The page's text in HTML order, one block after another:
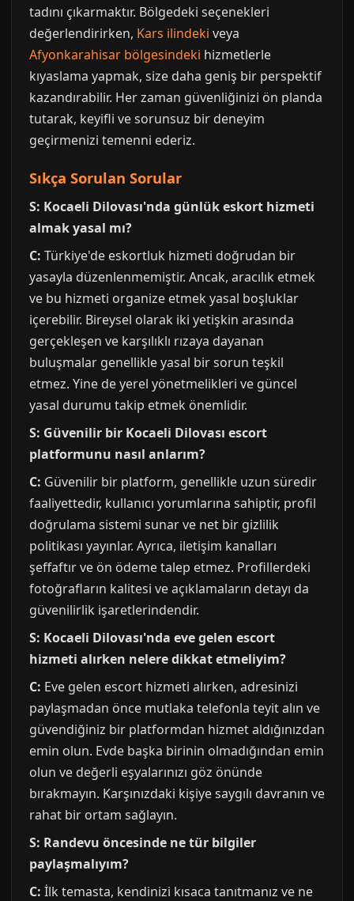
tadını çıkarmaktır. Bölgedeki seçenekleri
değerlendirirken, Kars ilindeki veya
Afyonkarahisar bölgesindeki hizmetlerle
kıyaslama yapmak, size daha geniş bir perspektif
kazandırabilir. Her zaman güvenliğinizi ön planda
tutarak, keyifli ve sorunsuz bir deneyim
geçirmenizi temenni ederiz.
Sıkça Sorulan Sorular
S: Kocaeli Dilovası'nda günlük eskort hizmeti
almak yasal mı?
C: Türkiye'de eskortluk hizmeti doğrudan bir
yasayla düzenlenmemiştir. Ancak, aracılık etmek
ve bu hizmeti organize etmek yasal boşluklar
içerebilir. Bireysel olarak iki yetişkin arasında
gerçekleşen ve karşılıklı rızaya dayanan
buluşmalar genellikle yasal bir sorun teşkil
etmez. Yine de yerel yönetmelikleri ve güncel
yasal durumu takip etmek önemlidir.
S: Güvenilir bir Kocaeli Dilovası escort
platformunu nasıl anlarım?
C: Güvenilir bir platform, genellikle uzun süredir
faaliyettedir, kullanıcı yorumlarına sahiptir, profil
doğrulama sistemi sunar ve net bir gizlilik
politikası yayınlar. Ayrıca, iletişim kanalları
şeffaftır ve ön ödeme talep etmez. Profillerdeki
fotoğrafların kalitesi ve açıklamaların detayı da
güvenilirlik işaretlerindendir.
S: Kocaeli Dilovası'nda eve gelen escort
hizmeti alırken nelere dikkat etmeliyim?
C: Eve gelen escort hizmeti alırken, adresinizi
paylaşmadan önce mutlaka telefonla teyit alın ve
güvendiğiniz bir platformdan hizmet aldığınızdan
emin olun. Evde başka birinin olmadığından emin
olun ve değerli eşyalarınızı göz önünde
bırakmayın. Karşınızdaki kişiye saygılı davranın ve
rahat bir ortam sağlayın.
S: Randevu öncesinde ne tür bilgiler
paylaşmalıyım?
C: İlk temasta, kendinizi kısaca tanıtmanız ve ne